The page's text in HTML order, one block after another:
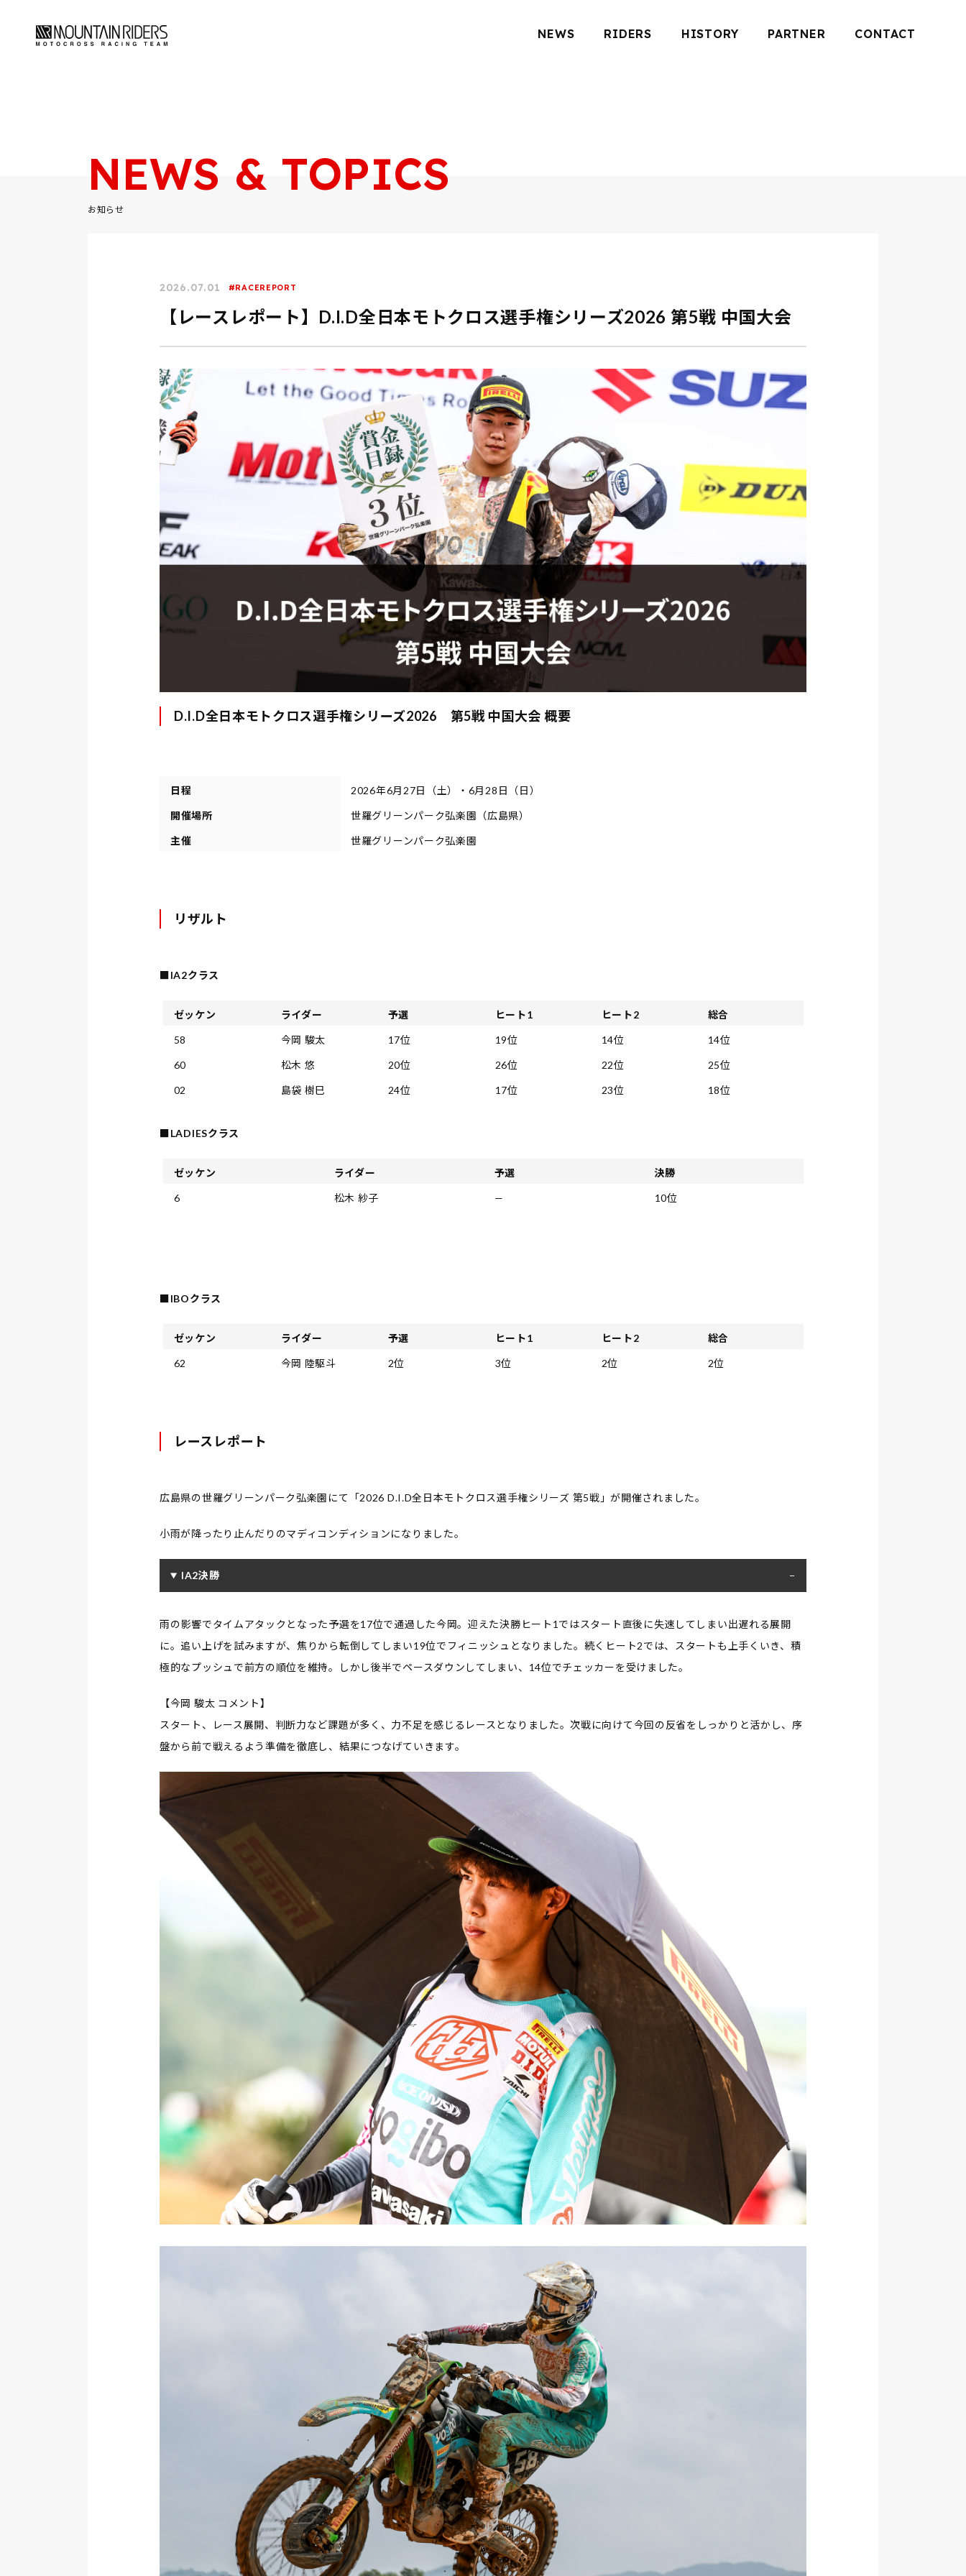
NEWS RIDERS HISTORY PARTNER CONTACT
NEWS & TOPICS
お知らせ
2026.07.01 RACEREPORT
【レースレポート】D.I.D全日本モトクロス選手権シリーズ2026 第5戦 中国大会
D.I.D全日本モトクロス選手権シリーズ2026 第5戦 中国大会 概要
日程 2026年6月27日（土）・6月28日（日）
開催場所 世羅グリーンパーク弘楽園（広島県）
主催 世羅グリーンパーク弘楽園
リザルト
■IA2クラス
ゼッケン ライダー 予選 ヒート1 ヒート2 総合
58 今岡 駿太 17位 19位 14位 14位
60 松木 悠 20位 26位 22位 25位
02 島袋 樹巳 24位 17位 23位 18位
■LADIESクラス
ゼッケン ライダー 予選 決勝
6 松木 紗子 — 10位
■IBOクラス
ゼッケン ライダー 予選 ヒート1 ヒート2 総合
62 今岡 陸駆斗 2位 3位 2位 2位
レースレポート
広島県の世羅グリーンパーク弘楽園にて「2026 D.I.D全日本モトクロス選手権シリーズ 第5戦」が開催されました。
小雨が降ったり止んだりのマディコンディションになりました。
IA2決勝
雨の影響でタイムアタックとなった予選を17位で通過した今岡。迎えた決勝ヒート1ではスタート直後に失速してしまい出遅れる展開
に。追い上げを試みますが、焦りから転倒してしまい19位でフィニッシュとなりました。続くヒート2では、スタートも上手くいき、積
極的なプッシュで前方の順位を維持。しかし後半でペースダウンしてしまい、14位でチェッカーを受けました。
【今岡 駿太 コメント】
スタート、レース展開、判断力など課題が多く、力不足を感じるレースとなりました。次戦に向けて今回の反省をしっかりと活かし、序
盤から前で戦えるよう準備を徹底し、結果につなげていきます。